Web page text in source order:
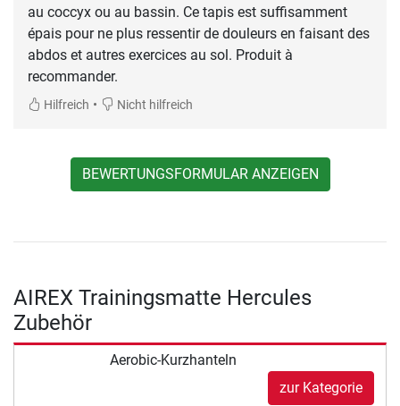
au coccyx ou au bassin. Ce tapis est suffisamment
épais pour ne plus ressentir de douleurs en faisant des
abdos et autres exercices au sol. Produit à
recommander.
Hilfreich • Nicht hilfreich
BEWERTUNGSFORMULAR ANZEIGEN
AIREX Trainingsmatte Hercules
Zubehör
Aerobic-Kurzhanteln
zur Kategorie